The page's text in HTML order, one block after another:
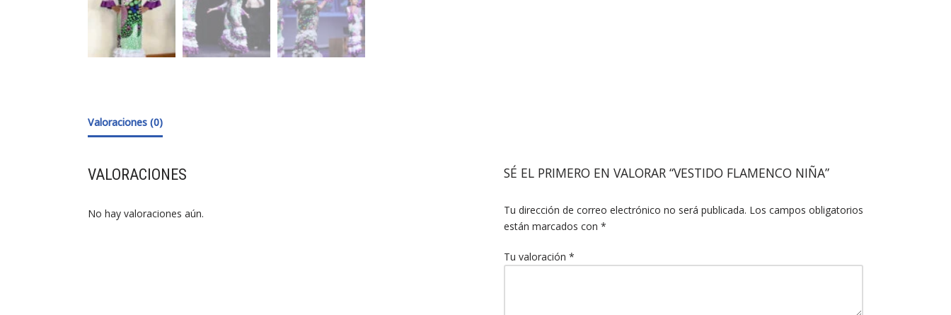
Valoraciones (0)
VALORACIONES
No hay valoraciones aún.
SÉ EL PRIMERO EN VALORAR “VESTIDO FLAMENCO NIÑA”
Tu dirección de correo electrónico no será publicada. Los campos obligatorios
están marcados con *
Tu valoración *